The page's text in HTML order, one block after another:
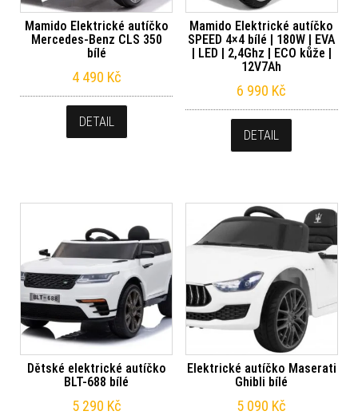
Mamido Elektrické autíčko
Mercedes-Benz CLS 350
bílé
4 490 Kč
DETAIL
Mamido Elektrické autíčko
SPEED 4×4 bílé | 180W | EVA
| LED | 2,4Ghz | ECO kůže |
12V7Ah
6 990 Kč
DETAIL
Dětské elektrické autíčko
BLT-688 bílé
5 290 Kč
Elektrické autíčko Maserati
Ghibli bílé
5 090 Kč